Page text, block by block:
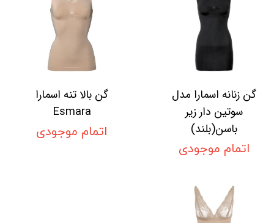
گن زنانه اسمارا مدل
سوتین دار زیر
باسن(بلند)
اتمام موجودی
گن بالا تنه اسمارا
Esmara
اتمام موجودی